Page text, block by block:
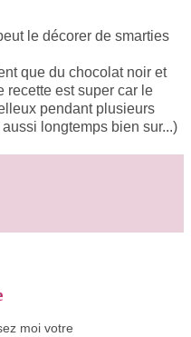
le décorer de smarties
que du chocolat noir et
recette est super car le
pendant plusieurs
longtemps bien sur...)
moi votre